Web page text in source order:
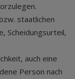
staatlichen
Scheidungsurteil,
auch eine
Person nach